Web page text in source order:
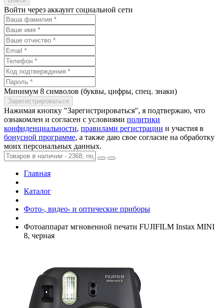
Войти через аккаунт социальной сети
Минимум 8 символов (буквы, цифры, спец. знаки)
Нажимая кнопку "Зарегистрироваться", я подтвержаю, что
ознакомлен и согласен с условиями политики
конфиденциальности, правилами регистрации и участия в
бонусной программе, а также даю свое согласие на обработку
моих персональных данных.
Главная
Каталог
Фото-, видео- и оптические приборы
Фотоаппарат мгновенной печати FUJIFILM Instax MINI
8, черная